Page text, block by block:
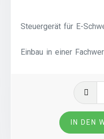
Steuergerät für E-
Einbau in einer
IN DEN